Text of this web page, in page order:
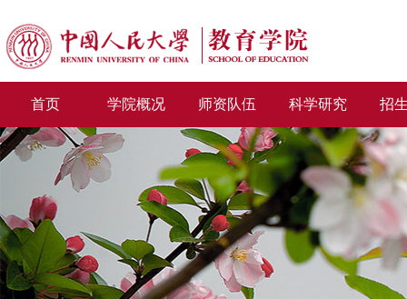
首页 学院概况 师资队伍 科学研究 招